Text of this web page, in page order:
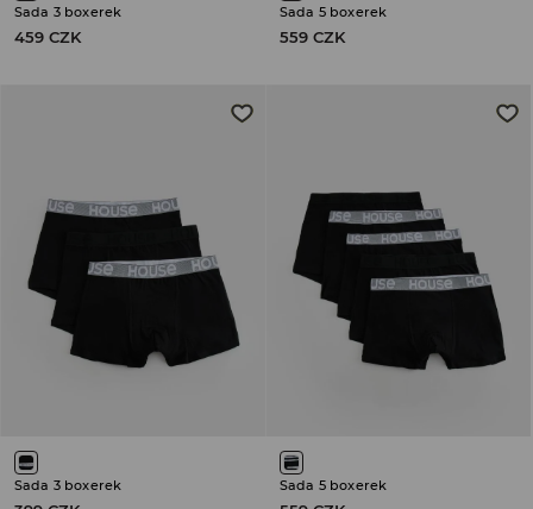
Sada 3 boxerek
459 CZK
Sada 5 boxerek
559 CZK
Sada 3 boxerek Sada 5 boxerek